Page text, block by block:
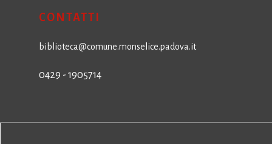
CONTATTI
biblioteca@comune.monselice.padova.it
0429 - 1905714